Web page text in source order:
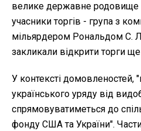
велике державне родовище
учасники торгів - група з
мільярдером Рональдом С.
закликали відкрити торги
У контексті домовленостей,
українського уряду від
спрямовуватиметься до
фонду США та України".